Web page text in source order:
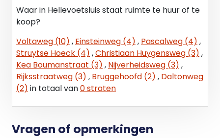
Aanvaarding
Direct.
Voorbehoud
Goedkeuring eigenaar.
Brantjes Bedrijfsmakelaars treedt op voor de
Bedrijfsmakelaars geen courtage of kosten
Waar in Hellevoetsluis staat ruimte te huur of te
koop?
Voltaweg (10) , Einsteinweg (4) , Pascalweg (4) ,
Struytse Hoeck (4) ,Christiaan Huygensweg (3) ,
Kea Boumanstraat (3) , Nijverheidsweg (3) ,
Rijksstraatweg (3) , Bruggehoofd (2) , Daltonweg
(2) in totaal van0 straten
Vragen of opmerkingen